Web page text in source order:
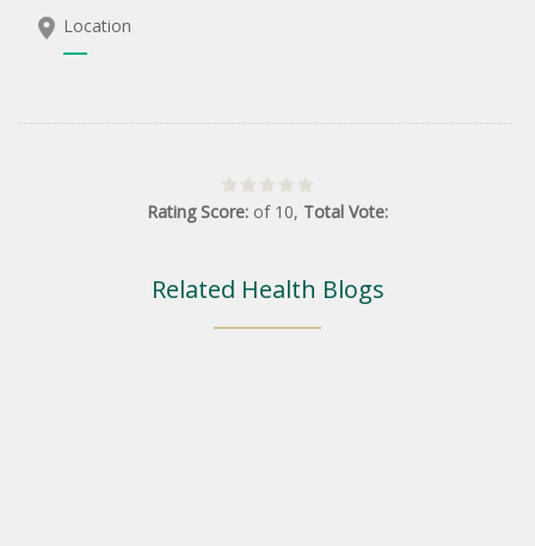
Location
Rating Score: of 10, Total Vote:
Related Health Blogs